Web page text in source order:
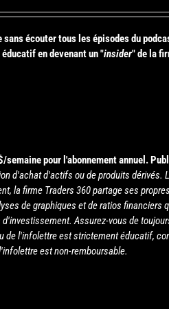
écouter tous les épisodes du
en devenant un "insider" de la
semaine pour l'abonnement annuel.
d'achat d'actifs ou de produits dérivés.
la firme Traders 360 partage ses
de graphiques et de ratios financiers
Assurez-vous de
de l'infolettre est strictement éducatif,
est non-remboursable.